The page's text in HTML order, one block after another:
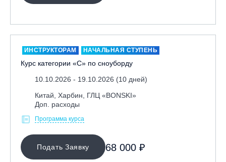
ИНСТРУКТОРАМ НАЧАЛЬНАЯ СТУПЕНЬ
Курс категории «С» по сноуборду
10.10.2026 - 19.10.2026 (10 дней)
Китай, Харбин, ГЛЦ «BONSKI»
Доп. расходы
Программа курса
Подать Заявку 68 000 ₽